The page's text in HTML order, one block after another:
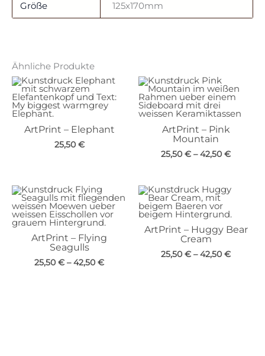
Größe 125x170mm
Ähnliche Produkte
ArtPrint – Elephant
25,50 €
ArtPrint – Pink
Mountain
25,50 € –42,50 €
ArtPrint – Flying
Seagulls
25,50 € –42,50 €
ArtPrint – Huggy Bear
Cream
25,50 € –42,50 €